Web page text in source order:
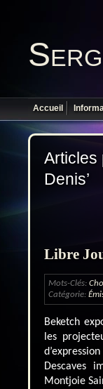
Accueil
Articles
Denis’
Libre
Mots-Clés:
Catégorie:
Beketch
les
Descaves
Montjoie